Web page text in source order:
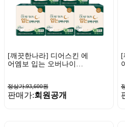
[깨끗한나라] 디어스킨 에
어엠보 입는 오버나이트
정상가:93,600원
판매가:회원공개
[